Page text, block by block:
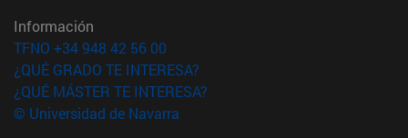
Información
TFNO +34 948 42 56 00
¿QUÉ GRADO TE INTERESA?
¿QUÉ MÁSTER TE INTERESA?
© Universidad de Navarra